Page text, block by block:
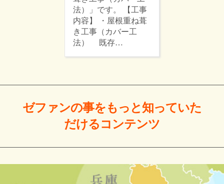
法）」です。 【工事
内容】 ・屋根重ね葺
き工事（カバー工
法） 既存…
ゼファンの事をもっと知っていた
だけるコンテンツ